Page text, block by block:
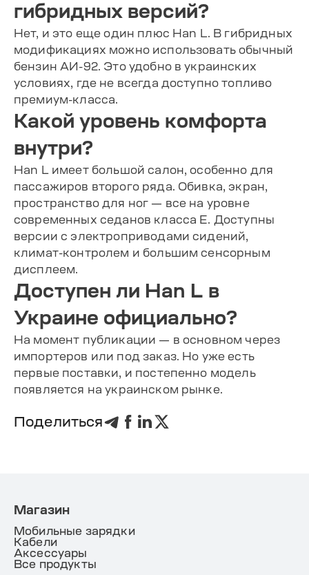
гибридных версий?
Нет, и это еще один плюс Han L. В гибридных
модификациях можно использовать обычный
бензин АИ-92. Это удобно в украинских
условиях, где не всегда доступно топливо
премиум-класса.
Какой уровень комфорта
внутри?
Han L имеет большой салон, особенно для
пассажиров второго ряда. Обивка, экран,
пространство для ног — все на уровне
современных седанов класса Е. Доступны
версии с электроприводами сидений,
климат-контролем и большим сенсорным
дисплеем.
Доступен ли Han L в
Украине официально?
На момент публикации — в основном через
импортеров или под заказ. Но уже есть
первые поставки, и постепенно модель
появляется на украинском рынке.
Поделиться
Магазин
Мобильные зарядки
Кабели
Аксессуары
Все продукты